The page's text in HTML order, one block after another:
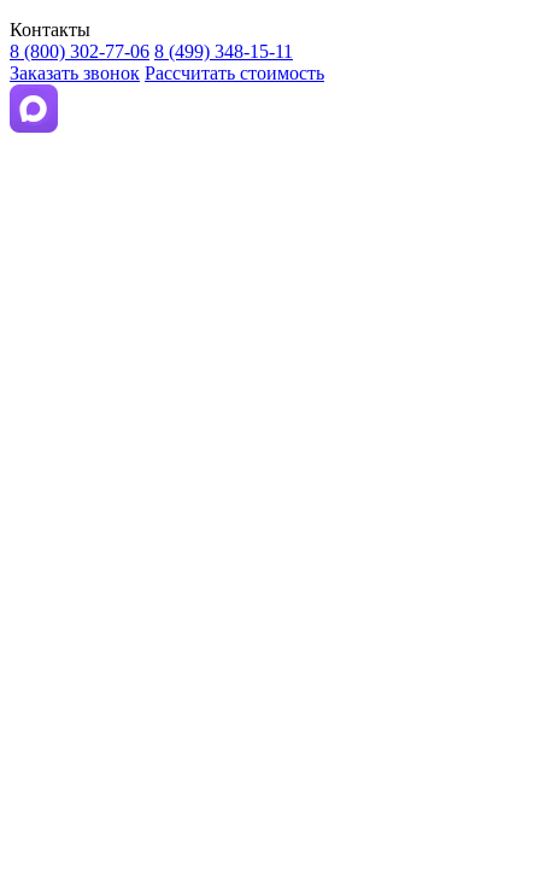
Контакты
8 (800) 302-77-06 8 (499) 348-15-11
Заказать звонок Рассчитать стоимость